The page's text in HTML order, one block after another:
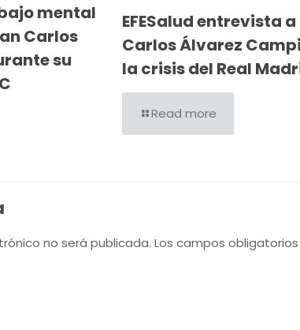
mental
Carlos
su
EFESalud entrevista
Carlos Álvarez
la crisis del Real
Read more
no será publicada. Los campos